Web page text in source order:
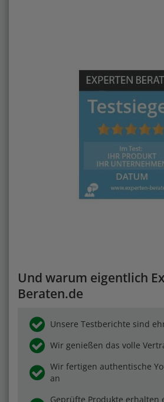
Und warum eigentlich
Beraten.de
Unsere Testberichte sind
Wir genießen das volle
Wir fertigen authentische
an
Geprüfte Produkte erhalten